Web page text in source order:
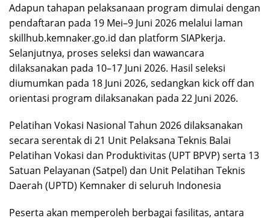
Adapun tahapan pelaksanaan program dimulai dengan
pendaftaran pada 19 Mei–9 Juni 2026 melalui laman
skillhub.kemnaker.go.id dan platform SIAPkerja.
Selanjutnya, proses seleksi dan wawancara
dilaksanakan pada 10–17 Juni 2026. Hasil seleksi
diumumkan pada 18 Juni 2026, sedangkan kick off dan
orientasi program dilaksanakan pada 22 Juni 2026.
Pelatihan Vokasi Nasional Tahun 2026 dilaksanakan
secara serentak di 21 Unit Pelaksana Teknis Balai
Pelatihan Vokasi dan Produktivitas (UPT BPVP) serta 13
Satuan Pelayanan (Satpel) dan Unit Pelatihan Teknis
Daerah (UPTD) Kemnaker di seluruh Indonesia
Peserta akan memperoleh berbagai fasilitas, antara